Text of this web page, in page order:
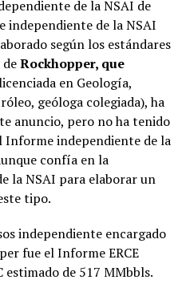
de la NSAI de
independiente de la NSAI
según los estándares
Rockhopper, que
en Geología,
geóloga colegiada), ha
anuncio, pero no ha tenido
independiente de la
confía en la
la NSAI para elaborar un
tipo.
independiente encargado
fue el Informe ERCE
de 517 MMbbls.